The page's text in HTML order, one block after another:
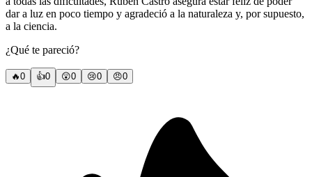
dar a luz en poco tiempo y agradeció a la naturaleza y, por supuesto,
a la ciencia.
¿Qué te pareció?
🔥0 👍0 😲0 😢0 😠0